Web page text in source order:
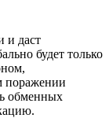
и даст
будет только
поражении
обменных